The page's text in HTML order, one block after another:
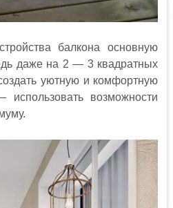
балкона основную
даже на 2 — 3 квадратных
уютную и комфортную
возможности